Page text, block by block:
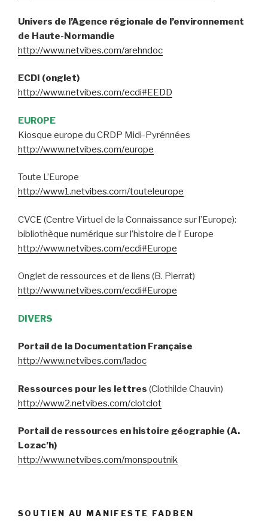
Univers de l’Agence régionale de l’environnement
de Haute-Normandie
http://www.netvibes.com/arehndoc
ECDI (onglet)
http://www.netvibes.com/ecdi#EEDD
EUROPE
Kiosque europe du CRDP Midi-Pyrénnées
http://www.netvibes.com/europe
Toute L’Europe
http://www1.netvibes.com/touteleurope
CVCE (Centre Virtuel de la Connaissance sur l’Europe):
bibliothèque numérique sur l’histoire de l’ Europe
http://www.netvibes.com/ecdi#Europe
Onglet de ressources et de liens (B. Pierrat)
http://www.netvibes.com/ecdi#Europe
DIVERS
Portail de la Documentation Française
http://www.netvibes.com/ladoc
Ressources pour les lettres (Clothilde Chauvin)
http://www2.netvibes.com/clotclot
Portail de ressources en histoire géographie (A.
Lozac’h)
http://www.netvibes.com/monspoutnik
SOUTIEN AU MANIFESTE FADBEN